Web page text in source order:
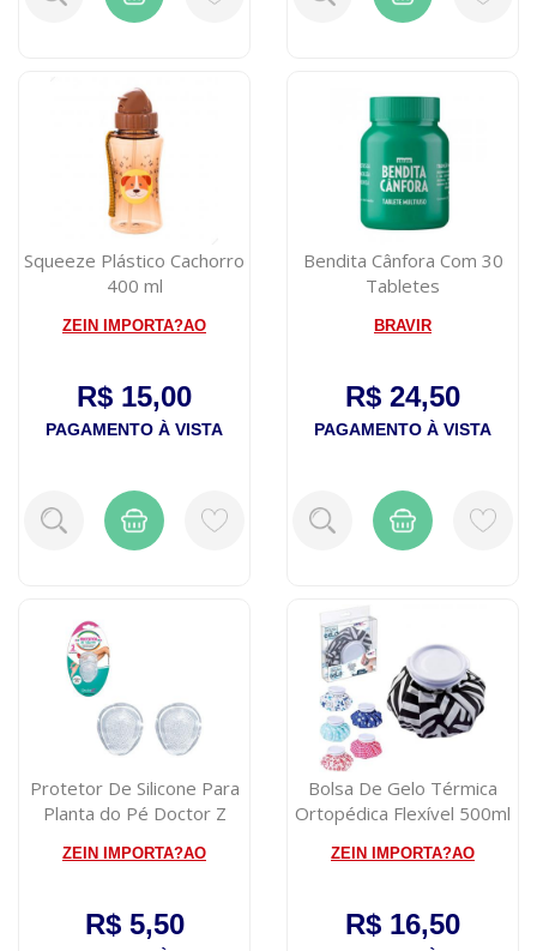
Squeeze Plástico Cachorro
400 ml
ZEIN IMPORTA?AO
R$ 15,00
PAGAMENTO À VISTA
Bendita Cânfora Com 30
Tabletes
BRAVIR
R$ 24,50
PAGAMENTO À VISTA
Protetor De Silicone Para
Planta do Pé Doctor Z
ZEIN IMPORTA?AO
R$ 5,50
Bolsa De Gelo Térmica
Ortopédica Flexível 500ml
ZEIN IMPORTA?AO
R$ 16,50